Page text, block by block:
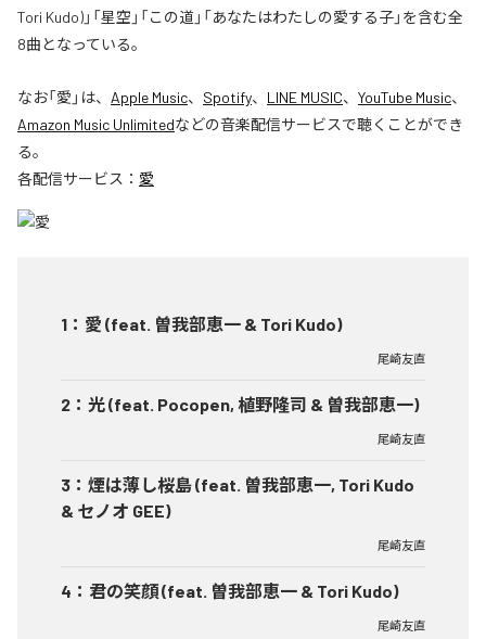
Tori Kudo)」「星空」「この道」「あなたはわたしの愛する子」を含む全
8曲となっている。
なお「愛 」は、 Apple Music、 Spotify、 LINE MUSIC、 YouTube Music、
Amazon Music Unlimitedなどの音楽配信サービスで聴くことができ
る。
各配信サービス： 愛
1 ： 愛 (feat. 曽我部恵一 & Tori Kudo)
尾崎友直
2 ： 光 (feat. Pocopen, 植野隆司 & 曽我部恵一)
尾崎友直
3 ： 煙は薄し桜島 (feat. 曽我部恵一, Tori Kudo
& セノオ GEE)
尾崎友直
4 ： 君の笑顔 (feat. 曽我部恵一 & Tori Kudo)
尾崎友直